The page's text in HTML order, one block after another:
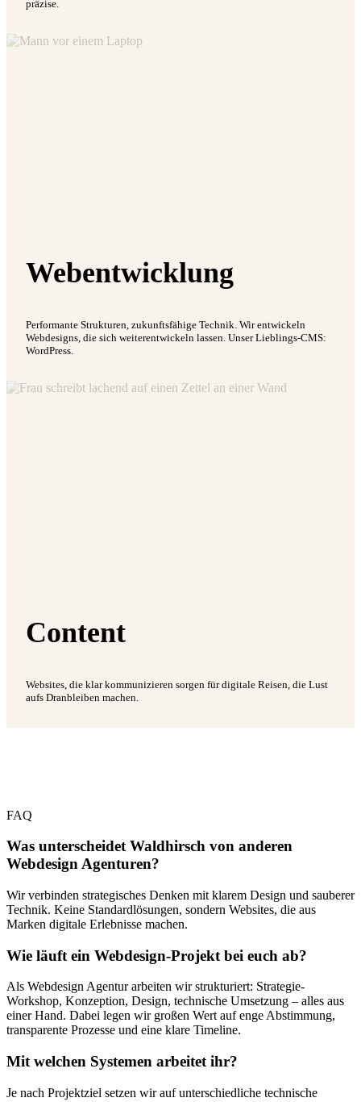
präzise.
Webentwicklung
Performante Strukturen, zukunftsfähige Technik. Wir entwickeln
Webdesigns, die sich weiterentwickeln lassen. Unser Lieblings-CMS:
WordPress.
Content
Websites, die klar kommunizieren sorgen für digitale Reisen, die Lust
aufs Dranbleiben machen.
FAQ
Was unterscheidet Waldhirsch von anderen
Webdesign Agenturen?
Wir verbinden strategisches Denken mit klarem Design und sauberer
Technik. Keine Standardlösungen, sondern Websites, die aus
Marken digitale Erlebnisse machen.
Wie läuft ein Webdesign-Projekt bei euch ab?
Als Webdesign Agentur arbeiten wir strukturiert: Strategie-
Workshop, Konzeption, Design, technische Umsetzung – alles aus
einer Hand. Dabei legen wir großen Wert auf enge Abstimmung,
transparente Prozesse und eine klare Timeline.
Mit welchen Systemen arbeitet ihr?
Je nach Projektziel setzen wir auf unterschiedliche technische